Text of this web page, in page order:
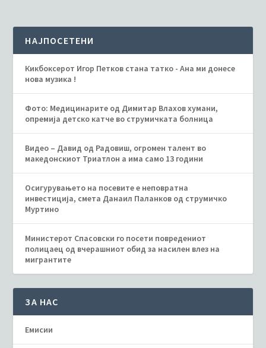
НАЈПОСЕТЕНИ
Кикбоксерот Игор Петков стана татко - Ана ми донесе
нова музика !
Фото: Медицинарите од Димитар Влахов хумани,
опремија детско катче во струмичката болница
Видео – Давид од Радовиш, огромен талент во
македонскиот Триатлон а има само 13 години
Осигурувањето на посевите е неповратна
инвестиција, смета Данаил Паланков од струмичко
Муртино
Министерот Спасовски го посети повредениот
полицаец од вчерашниот обид за насилен влез на
мигрантите
ЗА НАС
Емисии